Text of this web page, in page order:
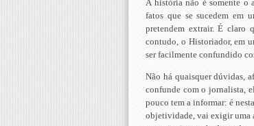
A história não é somente o
fatos que se sucedem em
pretendem extrair. É claro
contudo, o Historiador, em
ser facilmente confundido
Não há quaisquer dúvidas,
confunde com o jornalista,
pouco tem a informar: é
objetividade, vai exigir uma